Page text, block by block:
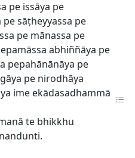
pe issāya pe
sāṭheyyassa pe
pe mānassa pe
abhiññāya pe
pepahānānāya pe
pe nirodhāya
ime ekādasadhammā
te bhikkhu